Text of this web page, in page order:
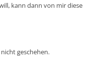
kann dann von mir diese
geschehen.